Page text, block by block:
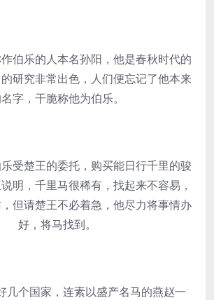
乐的人本名孙阳，他是春秋时代的
研究非常出色，人们便忘记了他本来
字，干脆称他为伯乐。
楚王的委托，购买能日行千里的骏
明，千里马很稀有，找起来不容易，
但请楚王不必着急，他尽力将事情办
好，将马找到。
个国家，连素以盛产名马的燕赵一